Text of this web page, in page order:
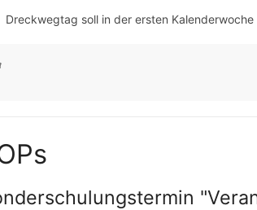
Dreckwegtag soll in der ersten